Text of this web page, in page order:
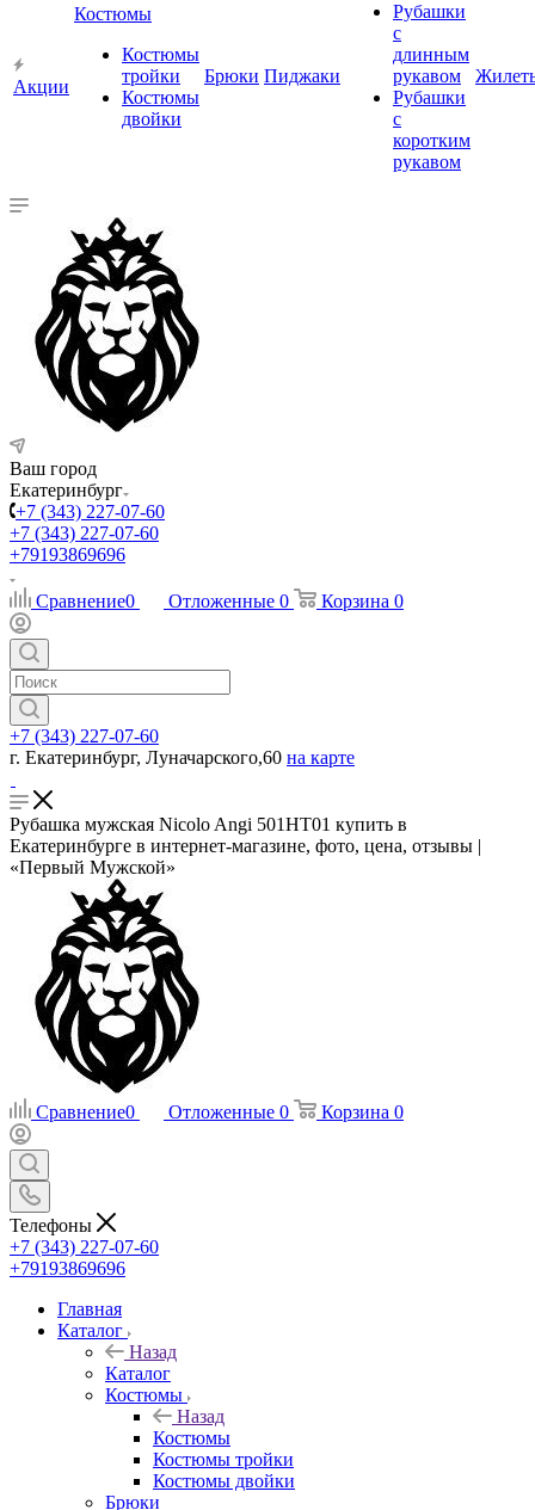
Акции
Костюмы
Костюмы
тройки
Костюмы
двойки
Брюки Пиджаки
Рубашки
с
длинным
рукавом
Рубашки
с
коротким
рукавом
Ваш город
Екатеринбург
+7 (343) 227-07-60
+7 (343) 227-07-60
+79193869696
Сравнение0 Отложенные 0 Корзина 0
+7 (343) 227-07-60
г. Екатеринбург, Луначарского,60 на карте
Рубашка мужская Nicolo Angi 501НТ01 купить в
Екатеринбурге в интернет-магазине, фото, цена, отзывы |
«Первый Мужской»
Сравнение0 Отложенные 0 Корзина 0
Телефоны
+7 (343) 227-07-60
+79193869696
Главная
Каталог
Назад
Каталог
Костюмы
Назад
Костюмы
Костюмы тройки
Костюмы двойки
Брюки